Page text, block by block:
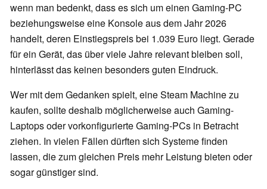
wenn man bedenkt, dass es sich um einen Gaming-PC
beziehungsweise eine Konsole aus dem Jahr 2026
handelt, deren Einstiegspreis bei 1.039 Euro liegt. Gerade
für ein Gerät, das über viele Jahre relevant bleiben soll,
hinterlässt das keinen besonders guten Eindruck.
Wer mit dem Gedanken spielt, eine Steam Machine zu
kaufen, sollte deshalb möglicherweise auch Gaming-
Laptops oder vorkonfigurierte Gaming-PCs in Betracht
ziehen. In vielen Fällen dürften sich Systeme finden
lassen, die zum gleichen Preis mehr Leistung bieten oder
sogar günstiger sind.